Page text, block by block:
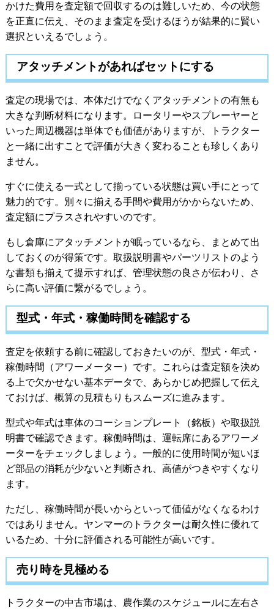
かけた費用を査定額で回収するのは難しいため、今の状態
を正直に伝え、そのまま査定を受けるほうが結果的に賢い
選択といえるでしょう。
アタッチメントがあればセットにする
査定の現場では、本体だけでなくアタッチメントの有無も
大きな判断材料になります。ロータリーやスプレーヤーと
いった周辺機器は単体でも価値がありますが、トラクター
と一緒に出すことで評価が大きく変わることも珍しくあり
ません。
すぐに使える一式として揃っている状態は買い手にとって
魅力的です。別々に揃える手間や費用がかからないため、
査定額にプラスされやすいのです。
もし倉庫にアタッチメントが眠っているなら、まとめて出
しておくのが得策です。取扱説明書やパーツリストのよう
な書類も揃えて提示すれば、管理状態の良さが伝わり、さ
らに高い評価に繋がるでしょう。
型式・年式・稼働時間を確認する
査定を依頼する前に確認しておきたいのが、型式・年式・
稼働時間（アワーメーター）です。これらは査定額を決め
る上で欠かせない基本データで、あらかじめ把握して伝え
ておけば、概算の見積もりもスムーズに進みます。
型式や年式は車体のコーションプレート（銘板）や取扱説
明書で確認できます。稼働時間は、運転席にあるアワーメ
ーターをチェックしましょう。一般的に使用時間が短いほ
ど部品の消耗が少ないと判断され、高値がつきやすくなり
ます。
ただし、稼働時間が長いからといって価値がなくなるわけ
ではありません。ヤンマーのトラクターは耐久性に優れて
いるため、十分に評価される可能性が高いです。
売り時を見極める
トラクターの中古市場は、農作業のスケジュールに左右さ